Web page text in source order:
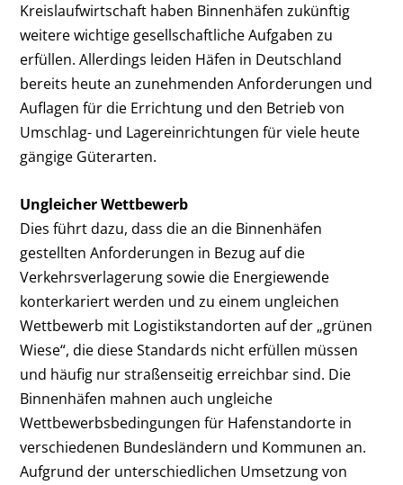
Kreislaufwirtschaft haben Binnenhäfen zukünftig
weitere wichtige gesellschaftliche Aufgaben zu
erfüllen. Allerdings leiden Häfen in Deutschland
bereits heute an zunehmenden Anforderungen und
Auflagen für die Errichtung und den Betrieb von
Umschlag- und Lagereinrichtungen für viele heute
gängige Güterarten.
Ungleicher Wettbewerb
Dies führt dazu, dass die an die Binnenhäfen
gestellten Anforderungen in Bezug auf die
Verkehrsverlagerung sowie die Energiewende
konterkariert werden und zu einem ungleichen
Wettbewerb mit Logistikstandorten auf der „grünen
Wiese“, die diese Standards nicht erfüllen müssen
und häufig nur straßenseitig erreichbar sind. Die
Binnenhäfen mahnen auch ungleiche
Wettbewerbsbedingungen für Hafenstandorte in
verschiedenen Bundesländern und Kommunen an.
Aufgrund der unterschiedlichen Umsetzung von